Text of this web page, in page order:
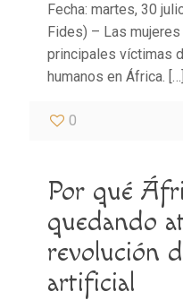
Fecha: martes, 30
Fides) – Las
principales víctimas
humanos en África. […]
0
Por qué
quedando
revolución
artificial